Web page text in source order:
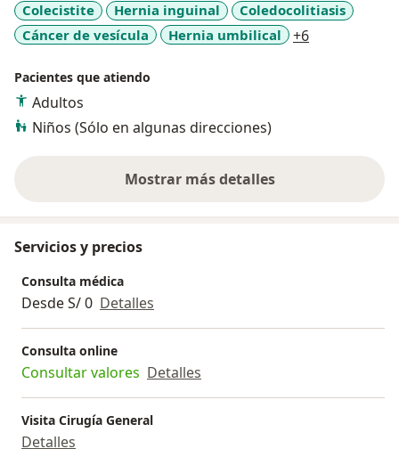
MIEMBRO DE SOCIEDADES MEDICAS NACIONALES E
INTERNACIONALES
Colecistite Hernia inguinal
Coledocolitiasis
Cáncer de vesícula
Hernia umbilical +6
Pacientes que atiendo
Adultos
Niños (Sólo en algunas direcciones)
Mostrar más detalles
sobre la experiencia
Servicios y precios
Consulta médica
Desde S/ 0 Detalles
Consulta online
Consultar valores Detalles
Visita Cirugía General
Detalles